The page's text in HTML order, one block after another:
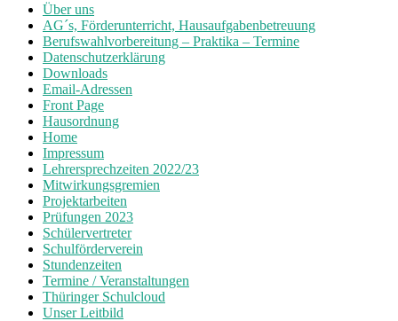
Über uns
AG´s, Förderunterricht, Hausaufgabenbetreuung
Berufswahlvorbereitung – Praktika – Termine
Datenschutzerklärung
Downloads
Email-Adressen
Front Page
Hausordnung
Home
Impressum
Lehrersprechzeiten 2022/23
Mitwirkungsgremien
Projektarbeiten
Prüfungen 2023
Schülervertreter
Schulförderverein
Stundenzeiten
Termine / Veranstaltungen
Thüringer Schulcloud
Unser Leitbild